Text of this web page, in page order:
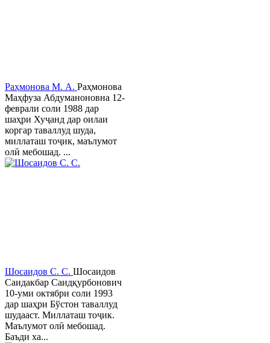
Раҳмонова М. А. Раҳмонова
Маҳфуза Абдуманоновна 12-
феврали соли 1988 дар
шаҳри Хуҷанд дар оилаи
коргар таваллуд шуда,
миллаташ тоҷик, маълумот
олӣ мебошад. ...
Шосаидов С. С. Шосаидов
Саидакбар Саидқурбонович
10-уми октябри соли 1993
дар шаҳри Бўстон таваллуд
шудааст. Миллаташ тоҷик.
Маълумот олӣ мебошад.
Баъди ха...